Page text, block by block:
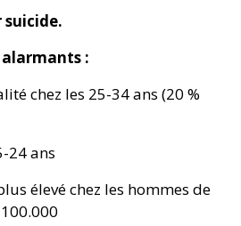
suicide.
:
chez les 25-34 ans (20 %
24 ans
élevé chez les hommes de